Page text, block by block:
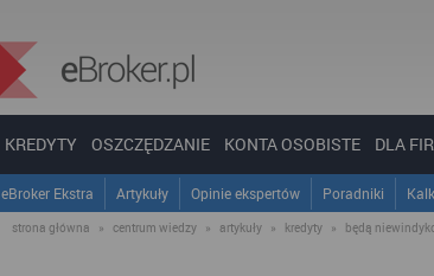
KREDYTY OSZCZĘDZANIE KONTA OSOBISTE DLA
eBroker Ekstra Artykuły Opinie ekspertów Poradniki
strona główna » centrum wiedzy » artykuły » kredyty » będą